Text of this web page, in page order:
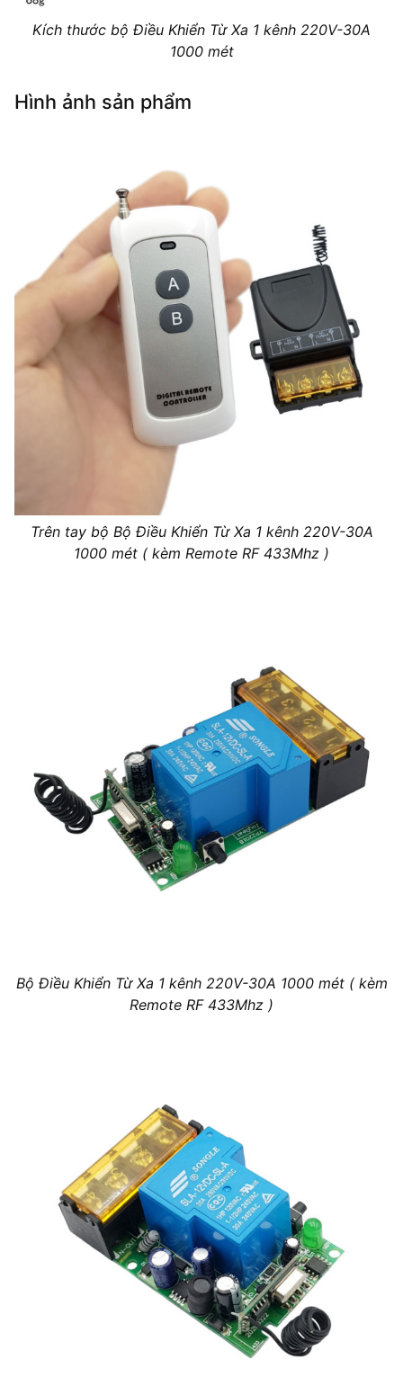
Kích thước bộ Điều Khiển Từ Xa 1 kênh 220V-30A
1000 mét
Hình ảnh sản phẩm
Trên tay bộ Bộ Điều Khiển Từ Xa 1 kênh 220V-30A
1000 mét ( kèm Remote RF 433Mhz )
Bộ Điều Khiển Từ Xa 1 kênh 220V-30A 1000 mét ( kèm
Remote RF 433Mhz )